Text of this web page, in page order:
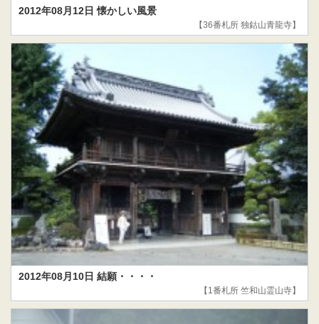
2012年08月12日 懐かしい風景
【36番札所 独鈷山青龍寺】
2012年08月10日 結願・・・・
【1番札所 竺和山霊山寺】